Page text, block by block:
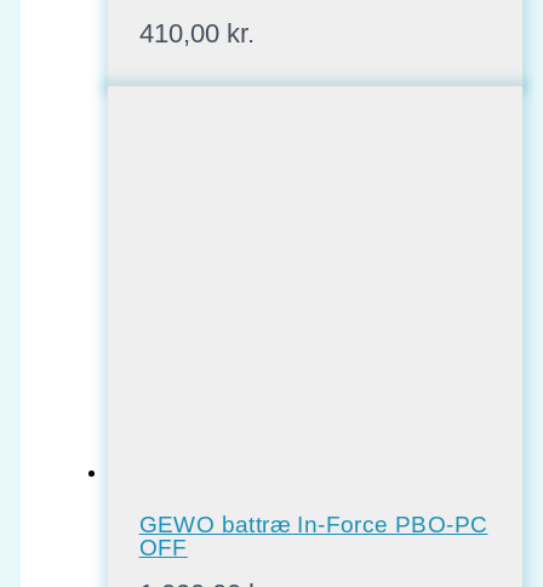
410,00 kr.
GEWO battræ In-Force PBO-PC
OFF